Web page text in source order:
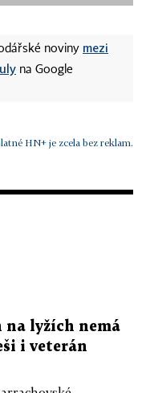
noviny mezi
na Google
HN+ je zcela bez reklam.
na lyžích nemá
i veterán